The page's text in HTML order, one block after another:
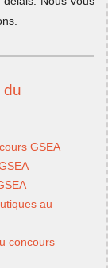
du
GSEA
au
concours